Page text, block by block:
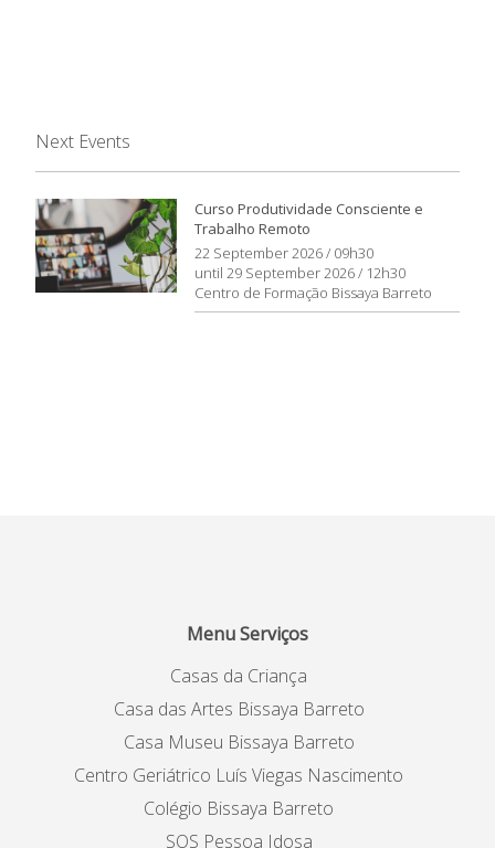
Next Events
Curso Produtividade Consciente e
Trabalho Remoto
22 September 2026 / 09h30
until 29 September 2026 / 12h30
Centro de Formação Bissaya Barreto
Menu Serviços
Casas da Criança
Casa das Artes Bissaya Barreto
Casa Museu Bissaya Barreto
Centro Geriátrico Luís Viegas Nascimento
Colégio Bissaya Barreto
SOS Pessoa Idosa